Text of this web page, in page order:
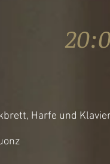
Harfe und